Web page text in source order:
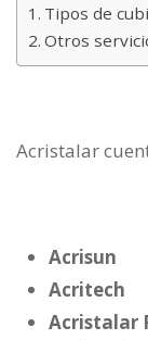
Tipos de
Otros
Acristalar
Acrisun
Acritech
Acristalar